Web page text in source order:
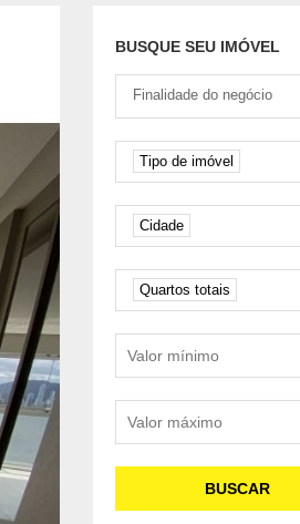
ENTRADA DE 25%
BUSQUE SEU IMÓVEL
Tipo negociação
Finalidade do negócio
Tipo de imóvel
Tipo de imóvel
Cidade
Cidade
Quartos
Quartos totais
BUSCAR